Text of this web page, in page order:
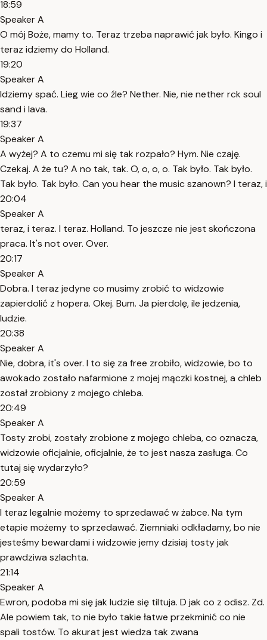
18:59
Speaker A
O mój Boże, mamy to. Teraz trzeba naprawić jak było. Kingo i
teraz idziemy do Holland.
19:20
Speaker A
Idziemy spać. Lieg wie co źle? Nether. Nie, nie nether rck soul
sand i lava.
19:37
Speaker A
A wyżej? A to czemu mi się tak rozpało? Hym. Nie czaję.
Czekaj. A że tu? A no tak, tak. O, o, o, o. Tak było. Tak było.
Tak było. Tak było. Can you hear the music szanown? I teraz, i
20:04
Speaker A
teraz, i teraz. I teraz. Holland. To jeszcze nie jest skończona
praca. It's not over. Over.
20:17
Speaker A
Dobra. I teraz jedyne co musimy zrobić to widzowie
zapierdolić z hopera. Okej. Bum. Ja pierdolę, ile jedzenia,
ludzie.
20:38
Speaker A
Nie, dobra, it's over. I to się za free zrobiło, widzowie, bo to
awokado zostało nafarmione z mojej mączki kostnej, a chleb
został zrobiony z mojego chleba.
20:49
Speaker A
Tosty zrobi, zostały zrobione z mojego chleba, co oznacza,
widzowie oficjalnie, oficjalnie, że to jest nasza zasługa. Co
tutaj się wydarzyło?
20:59
Speaker A
I teraz legalnie możemy to sprzedawać w żabce. Na tym
etapie możemy to sprzedawać. Ziemniaki odkładamy, bo nie
jesteśmy bewardami i widzowie jemy dzisiaj tosty jak
prawdziwa szlachta.
21:14
Speaker A
Ewron, podoba mi się jak ludzie się tiltuja. D jak co z odisz. Zd.
Ale powiem tak, to nie było takie łatwe przekminić co nie
spali tostów. To akurat jest wiedza tak zwana